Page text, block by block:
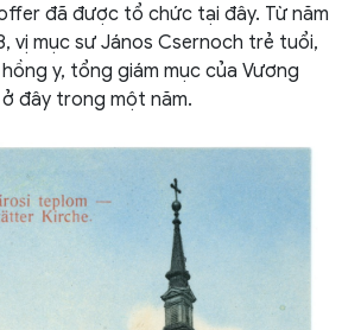
đã được tổ chức tại đây. Từ năm
vị mục sư János Csernoch trẻ tuổi,
y, tổng giám mục của Vương
đây trong một năm.